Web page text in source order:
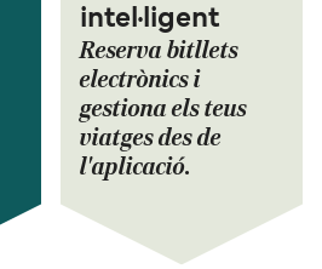
intel·ligent
Reserva bitllets
electrònics i
gestiona els teus
viatges des de
l'aplicació.